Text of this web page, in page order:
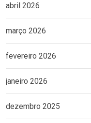
abril 2026
março 2026
fevereiro 2026
janeiro 2026
dezembro 2025